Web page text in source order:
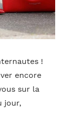
!
encore
sur la
jour,